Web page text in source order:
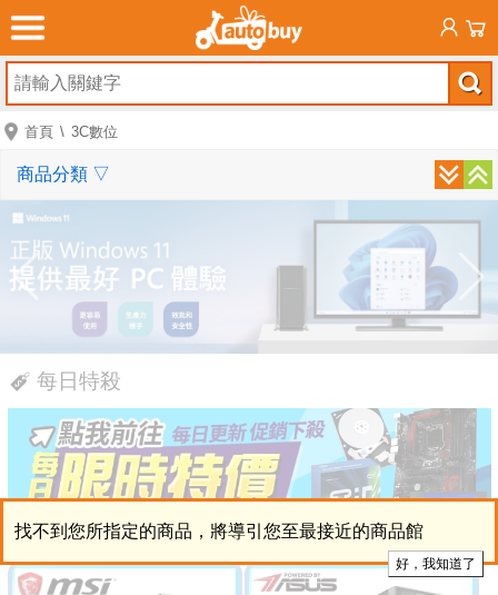
首頁 3C數位
每日特殺
商品分類 ▽
找不到您所指定的商品，將導引您至最接近的商品館